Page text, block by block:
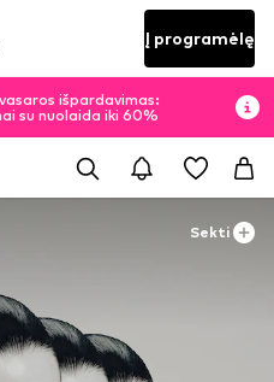
Į programėlę
išpardavimas:
su nuolaida iki 60%
Sekti